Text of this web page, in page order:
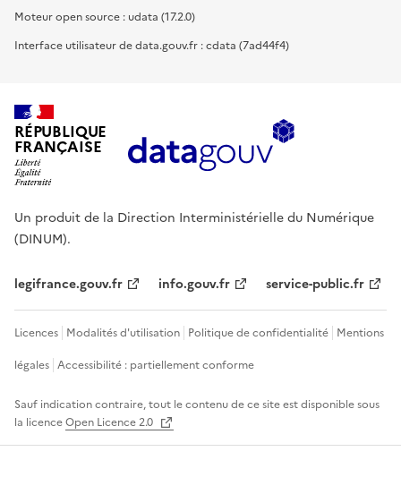
Moteur open source : udata (17.2.0)
Interface utilisateur de data.gouv.fr : cdata (7ad44f4)
RÉPUBLIQUE
FRANÇAISE
Un produit de la Direction Interministérielle du Numérique
(DINUM).
legifrance.gouv.fr info.gouv.fr service-public.fr
Licences Modalités d'utilisation Politique de confidentialité Mentions
légales Accessibilité : partiellement conforme
Sauf indication contraire, tout le contenu de ce site est disponible sous
la licenceOpen Licence 2.0